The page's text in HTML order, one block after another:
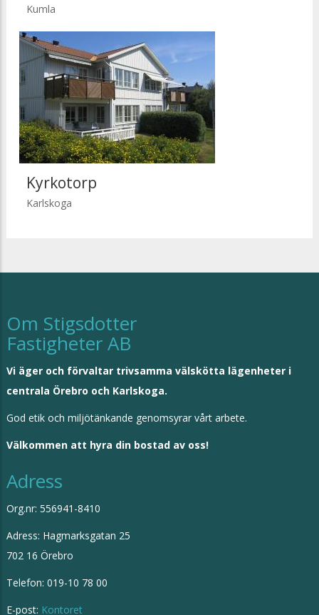
Kumla
Kyrkotorp
Karlskoga
Om Stigsdotter
Fastigheter AB
Vi äger och förvaltar trivsamma välskötta lägenheter i
centrala Örebro och Karlskoga.
God etik och miljötänkande genomsyrar vårt arbete.
Välkommen att hyra din bostad av oss!
Adress
Org.nr: 556941-8410
Adress: Hagmarksgatan 25
702 16 Örebro
Telefon: 019-10 78 00
E-post: Kontoret